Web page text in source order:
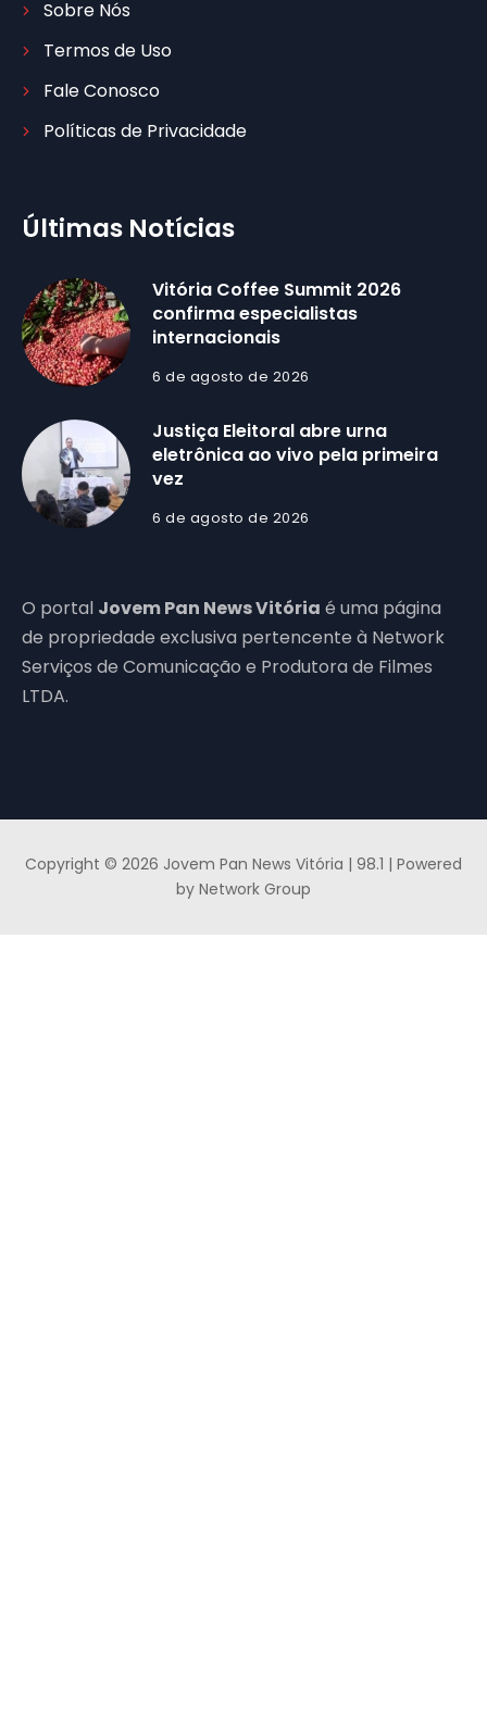
Sobre Nós
Termos de Uso
Fale Conosco
Políticas de Privacidade
Últimas Notícias
Vitória Coffee Summit 2026
confirma especialistas
internacionais
6 de agosto de 2026
Justiça Eleitoral abre urna
eletrônica ao vivo pela primeira
vez
6 de agosto de 2026
O portal Jovem Pan News Vitória é uma página
de propriedade exclusiva pertencente à Network
Serviços de Comunicação e Produtora de Filmes
LTDA.
Copyright © 2026 Jovem Pan News Vitória | 98.1 | Powered
by Network Group